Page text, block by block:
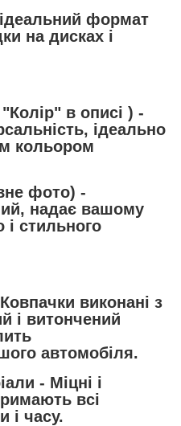
формат
на дисках і
в описі ) -
ідеально
кольором
фото) -
надає вашому
і стильного
виконані з
і витончений
автомобіля.
- Міцні і
всі
і часу.